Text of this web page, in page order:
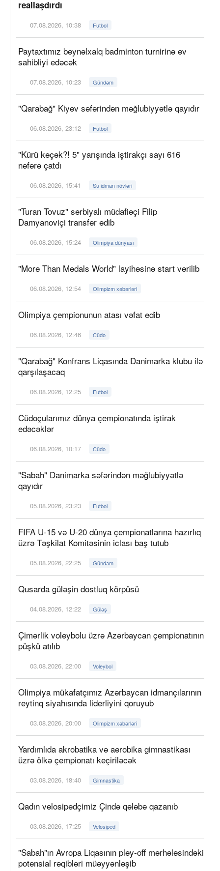
reallaşdırdı
07.08.2026, 10:38 Futbol
Paytaxtımız beynəlxalq badminton turnirinə ev
sahibliyi edəcək
07.08.2026, 10:23 Gündəm
"Qarabağ" Kiyev səfərindən məğlubiyyətlə qayıdır
06.08.2026, 23:12 Futbol
"Kürü keçək?! 5" yarışında iştirakçı sayı 616
nəfərə çatdı
06.08.2026, 15:41 Su idman növləri
"Turan Tovuz" serbiyalı müdafiəçi Filip
Damyanoviçi transfer edib
06.08.2026, 15:24 Olimpiya dünyası
"More Than Medals World" layihəsinə start verilib
06.08.2026, 12:54 Olimpizm xəbərləri
Olimpiya çempionunun atası vəfat edib
06.08.2026, 12:46 Cüdo
"Qarabağ" Konfrans Liqasında Danimarka klubu ilə
qarşılaşacaq
06.08.2026, 12:25 Futbol
Cüdoçularımız dünya çempionatında iştirak
edəcəklər
06.08.2026, 10:17 Cüdo
"Sabah" Danimarka səfərindən məğlubiyyətlə
qayıdır
05.08.2026, 23:23 Futbol
FIFA U-15 və U-20 dünya çempionatlarına hazırlıq
üzrə Təşkilat Komitəsinin iclası baş tutub
05.08.2026, 22:25 Gündəm
Qusarda güləşin dostluq körpüsü
04.08.2026, 12:22 Güləş
Çimərlik voleybolu üzrə Azərbaycan çempionatının
püşkü atılıb
03.08.2026, 22:00 Voleybol
Olimpiya mükafatçımız Azərbaycan idmançılarının
reytinq siyahısında liderliyini qoruyub
03.08.2026, 20:00 Olimpizm xəbərləri
Yardımlıda akrobatika və aerobika gimnastikası
üzrə ölkə çempionatı keçiriləcək
03.08.2026, 18:40 Gimnastika
Qadın velosipedçimiz Çində qələbə qazanıb
03.08.2026, 17:25 Velosiped
"Sabah"ın Avropa Liqasının pley-off mərhələsindəki
potensial rəqibləri müəyyənləşib